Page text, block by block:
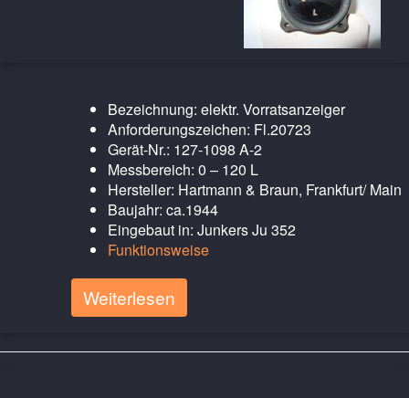
Bezeichnung: elektr. Vorratsanzeiger
Anforderungszeichen: Fl.20723
Gerät-Nr.: 127-1098 A-2
Messbereich: 0 – 120 L
Hersteller: Hartmann & Braun, Frankfurt/ Main
Baujahr: ca.1944
Eingebaut in: Junkers Ju 352
Funktionsweise
Weiterlesen